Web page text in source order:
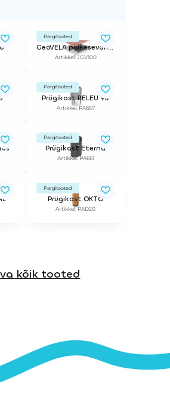
Pargitooted
GeoVELA päikesevari RUUT 100m2
Artikkel: JGV100
Pargitooted
Prügikast RELEU 90
Artikkel: PA657
Pargitooted
Prügikast Eterna
Artikkel: PA661
Pargitooted
Prügikast OKTO
Artikkel: PAD20
kõik tooted